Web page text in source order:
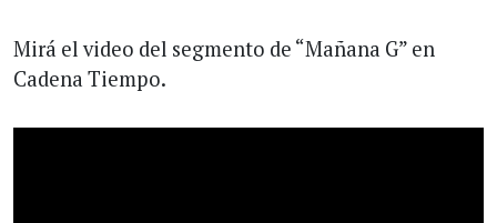
Mirá el video del segmento de “Mañana G” en
Cadena Tiempo.